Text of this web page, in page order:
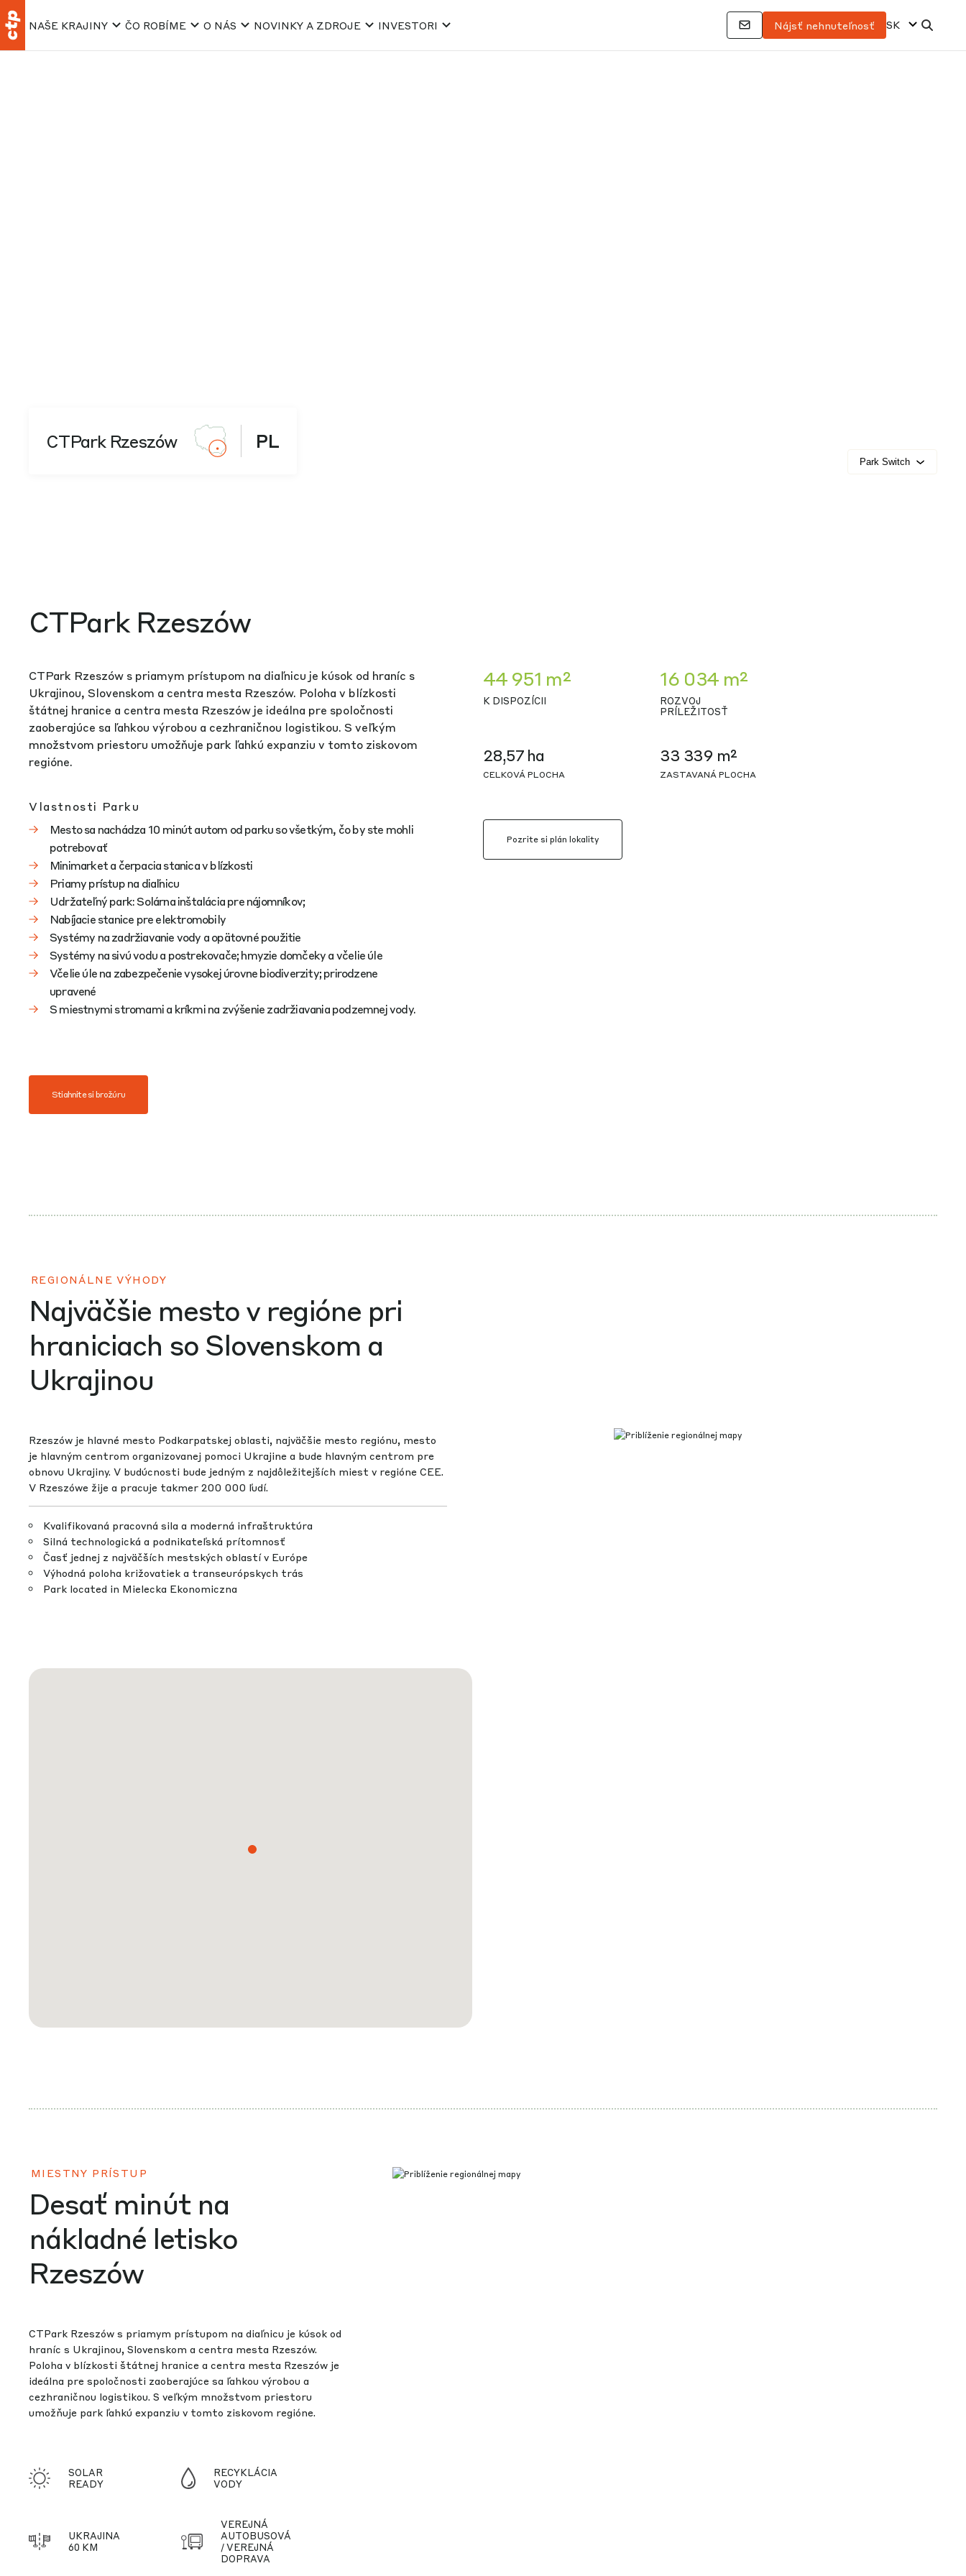
NAŠE KRAJINY ČO ROBÍME O NÁS NOVINKY A ZDROJE INVESTORI Nájsť nehnuteľnosť SK
CTPark Rzeszów PL
Park Switch
CTPark Rzeszów
CTPark Rzeszów s priamym prístupom na diaľnicu je kúsok od hraníc s
Ukrajinou, Slovenskom a centra mesta Rzeszów. Poloha v blízkosti
štátnej hranice a centra mesta Rzeszów je ideálna pre spoločnosti
zaoberajúce sa ľahkou výrobou a cezhraničnou logistikou. S veľkým
množstvom priestoru umožňuje park ľahkú expanziu v tomto ziskovom
regióne.
Vlastnosti Parku
Mesto sa nachádza 10 minút autom od parku so všetkým, čo by ste mohli
potrebovať
Minimarket a čerpacia stanica v blízkosti
Priamy prístup na diaľnicu
Udržateľný park: Solárna inštalácia pre nájomníkov;
Nabíjacie stanice pre elektromobily
Systémy na zadržiavanie vody a opätovné použitie
Systémy na sivú vodu a postrekovače; hmyzie domčeky a včelie úle
Včelie úle na zabezpečenie vysokej úrovne biodiverzity; prirodzene
upravené
S miestnymi stromami a kríkmi na zvýšenie zadržiavania podzemnej vody.
Stiahnite si brožúru
44 951 m²
K DISPOZÍCII
16 034 m²
ROZVOJ
PRÍLEŽITOSŤ
28,57 ha
CELKOVÁ PLOCHA
33 339 m²
ZASTAVANÁ PLOCHA
Pozrite si plán lokality
REGIONÁLNE VÝHODY
Najväčšie mesto v regióne pri
hraniciach so Slovenskom a
Ukrajinou
Rzeszów je hlavné mesto Podkarpatskej oblasti, najväčšie mesto regiónu, mesto
je hlavným centrom organizovanej pomoci Ukrajine a bude hlavným centrom pre
obnovu Ukrajiny. V budúcnosti bude jedným z najdôležitejších miest v regióne CEE.
V Rzeszówe žije a pracuje takmer 200 000 ľudí.
Kvalifikovaná pracovná sila a moderná infraštruktúra
Silná technologická a podnikateľská prítomnosť
Časť jednej z najväčších mestských oblastí v Európe
Výhodná poloha križovatiek a transeurópskych trás
Park located in Mielecka Ekonomiczna
MIESTNY PRÍSTUP
Desať minút na
nákladné letisko
Rzeszów
CTPark Rzeszów s priamym prístupom na diaľnicu je kúsok od
hraníc s Ukrajinou, Slovenskom a centra mesta Rzeszów.
Poloha v blízkosti štátnej hranice a centra mesta Rzeszów je
ideálna pre spoločnosti zaoberajúce sa ľahkou výrobou a
cezhraničnou logistikou. S veľkým množstvom priestoru
umožňuje park ľahkú expanziu v tomto ziskovom regióne.
SOLAR
READY
RECYKLÁCIA
VODY
UKRAJINA
60 KM
VEREJNÁ
AUTOBUSOVÁ
/ VEREJNÁ
DOPRAVA